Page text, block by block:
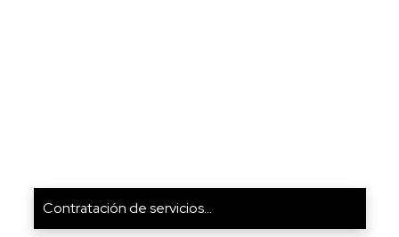
Contratación de servicios...